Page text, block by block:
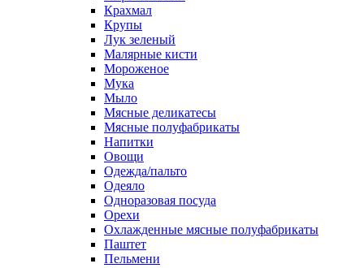
Крахмал
Крупы
Лук зеленый
Малярные кисти
Мороженое
Мука
Мыло
Мясные деликатесы
Мясные полуфабрикаты
Напитки
Овощи
Одежда/пальто
Одеяло
Одноразовая посуда
Орехи
Охлажденные мясные полуфабрикаты
Паштет
Пельмени